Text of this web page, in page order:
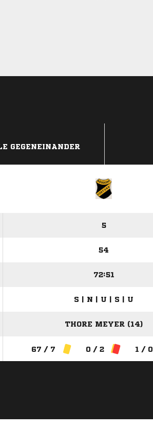
GEGENEINANDER
5
54
72:51
S | N | U | S | U
THORE MEYER (14)
67 / 7 0 / 2 1 / 0